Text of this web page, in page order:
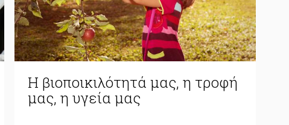
Η βιοποικιλότητά μας, η τροφή
μας, η υγεία μας